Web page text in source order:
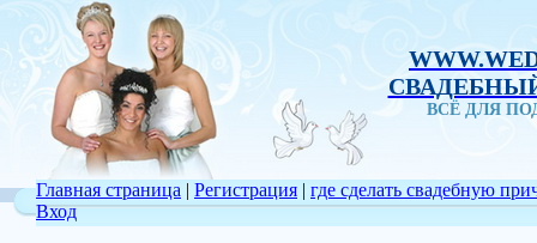
ВСЁ ДЛЯ
Главная страница | Регистрация |
Вход
где сделать свадебную